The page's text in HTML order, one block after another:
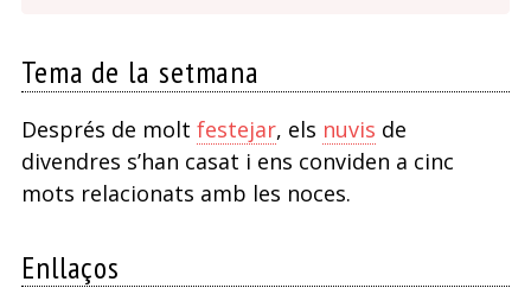
Tema de la setmana
Després de molt festejar, els nuvis de
divendres s’han casat i ens conviden a cinc
mots relacionats amb les noces.
Enllaços